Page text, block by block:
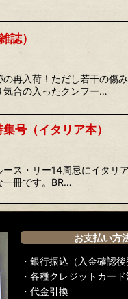
誌）
再入荷！ただし若干の傷
気合の入ったクンフー…
号（イタリア本）
ス・リー14周忌にイタリ
一冊です。BR…
お支払い方
・銀行振込（入金確認後
・各種クレジットカー
・代金引換